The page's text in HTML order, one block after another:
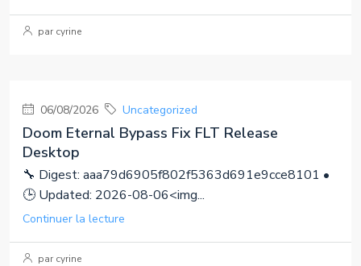
par cyrine
06/08/2026 Uncategorized
Doom Eternal Bypass Fix FLT Release
Desktop
🔧 Digest: aaa79d6905f802f5363d691e9cce8101 •
🕒 Updated: 2026-08-06<img...
Continuer la lecture
par cyrine